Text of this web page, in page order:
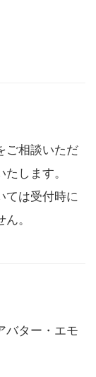
ご相談いただ
します。
ては受付時に
。
バター・エモ